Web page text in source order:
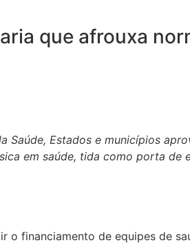
que afrouxa
Saúde, Estados e municípios
em saúde, tida como porta de
o financiamento de equipes de